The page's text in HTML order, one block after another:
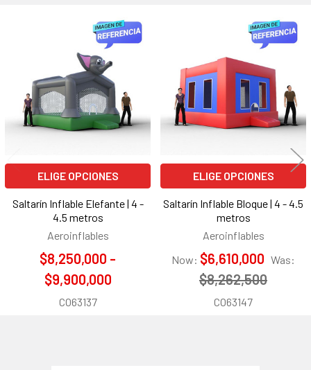
relacionados
ELIGE OPCIONES
Saltarín Inflable Elefante | 4 -
4.5 metros
Aeroinflables
$8,250,000 -
$9,900,000
CO63137
ELIGE OPCIONES
Saltarín Inflable Bloque | 4 - 4.5
metros
Aeroinflables
Now: $6,610,000 Was:
$8,262,500
CO63147